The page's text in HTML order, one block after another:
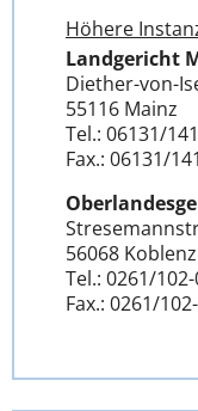
Höhere
Landgericht
Diether-von-
55116 Mainz
Tel.: 06131/
Fax.: 06131/
56068 Koblenz
Tel.: 0261/
Fax.: 0261/